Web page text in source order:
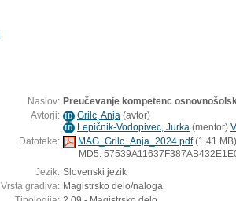
Naslov: Preučevanje kompetenc
Avtorji: ID Grilc, Anja (avtor)
ID Lepičnik-Vodopivec, Jurka (mentor)
Datoteke:
MAG_Grilc_Anja_2024.pdf(1,41 MB)
MD5:
Jezik: Slovenski jezik
Vrsta gradiva: Magistrsko delo/naloga